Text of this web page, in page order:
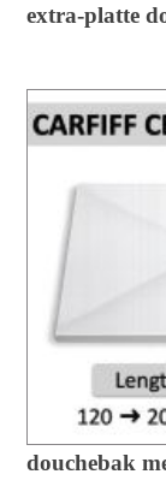
extra-platte
douchebak